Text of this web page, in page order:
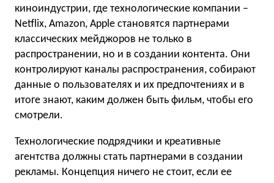
киноиндустрии, где технологические компании –
Netflix, Amazon, Apple становятся партнерами
классических мейджоров не только в
распространении, но и в создании контента. Они
контролируют каналы распространения, собирают
данные о пользователях и их предпочтениях и в
итоге знают, каким должен быть фильм, чтобы его
смотрели.
Технологические подрядчики и креативные
агентства должны стать партнерами в создании
рекламы. Концепция ничего не стоит, если ее